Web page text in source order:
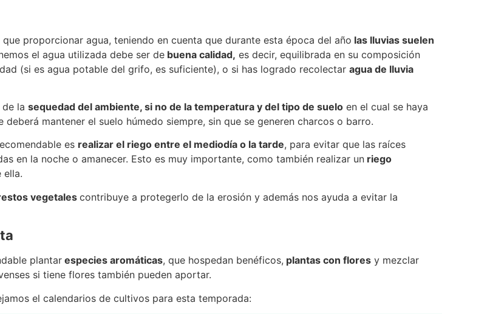
proporcionar agua, teniendo en cuenta que durante esta época del año las lluvias suelen
el agua utilizada debe ser de buena calidad, es decir, equilibrada en su composición
(si es agua potable del grifo, es suficiente), o si has logrado recolectar agua de lluvia
la sequedad del ambiente, si no de la temperatura y del tipo de suelo en el cual se haya
deberá mantener el suelo húmedo siempre, sin que se generen charcos o barro.
es realizar el riego entre el mediodía o la tarde, para evitar que las raíces
en la noche o amanecer. Esto es muy importante, como también realizar un riego
ella.
vegetales contribuye a protegerlo de la erosión y además nos ayuda a evitar la
plantar especies aromáticas, que hospedan benéficos, plantas con flores y mezclar
si tiene flores también pueden aportar.
el calendarios de cultivos para esta temporada: